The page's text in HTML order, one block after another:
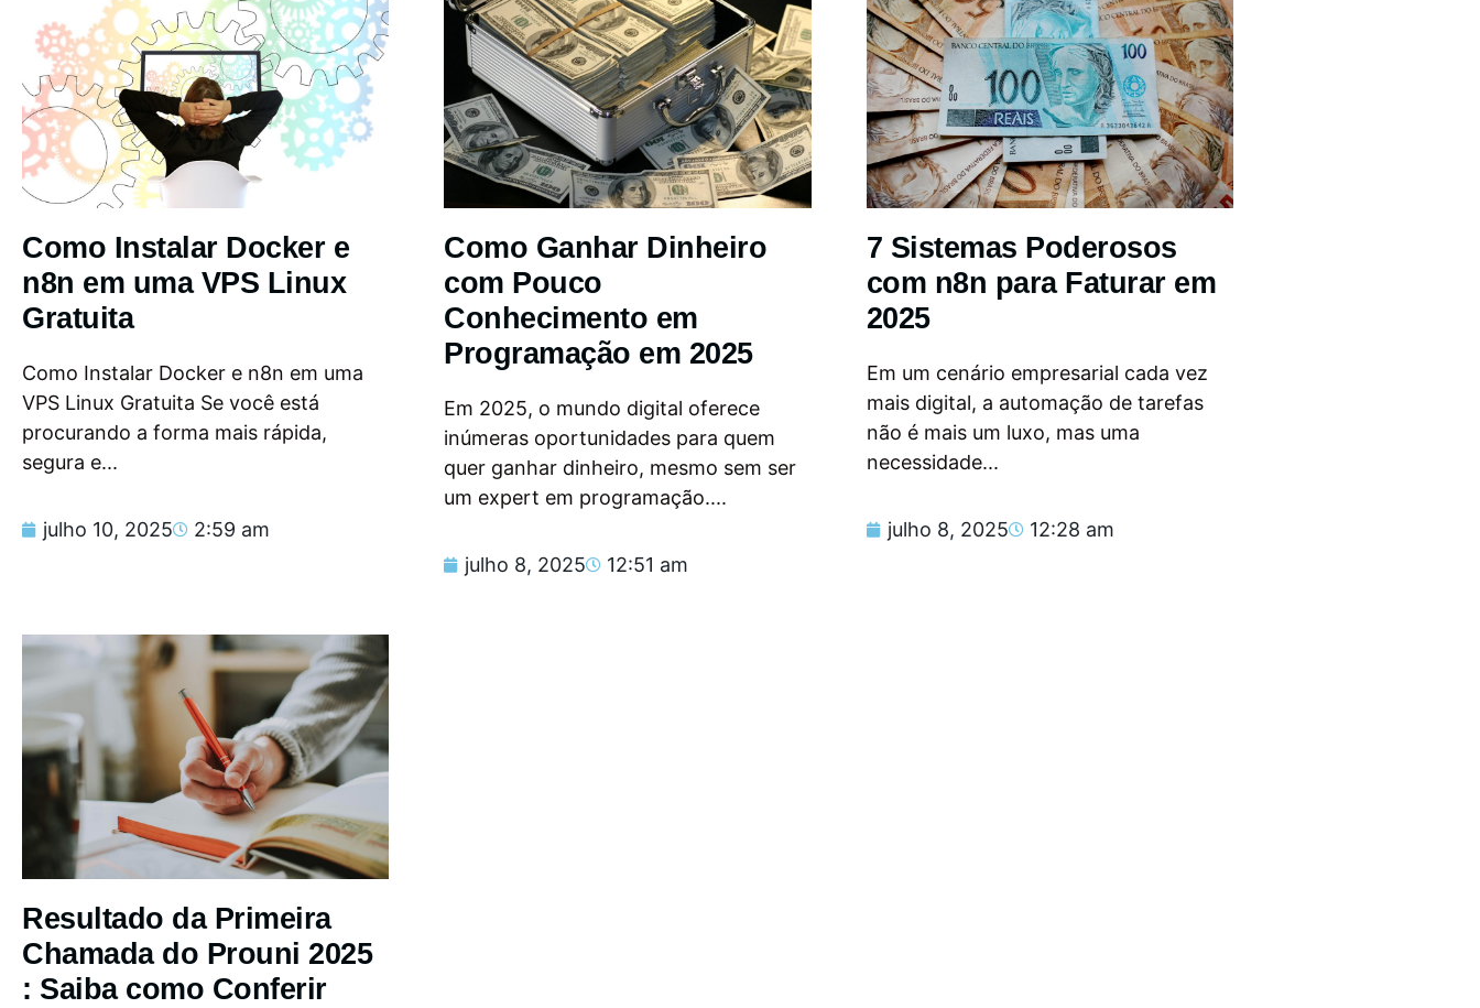
Como Instalar Docker e
n8n em uma VPS Linux
Gratuita
Como Instalar Docker e n8n em uma
VPS Linux Gratuita Se você está
procurando a forma mais rápida,
segura e...
julho 10, 2025 2:59 am
Como Ganhar Dinheiro
com Pouco
Conhecimento em
Programação em 2025
Em 2025, o mundo digital oferece
inúmeras oportunidades para quem
quer ganhar dinheiro, mesmo sem ser
um expert em programação....
julho 8, 2025 12:51 am
7 Sistemas Poderosos
com n8n para Faturar em
2025
Em um cenário empresarial cada vez
mais digital, a automação de tarefas
não é mais um luxo, mas uma
necessidade...
julho 8, 2025 12:28 am
Resultado da Primeira
Chamada do Prouni 2025
: Saiba como Conferir